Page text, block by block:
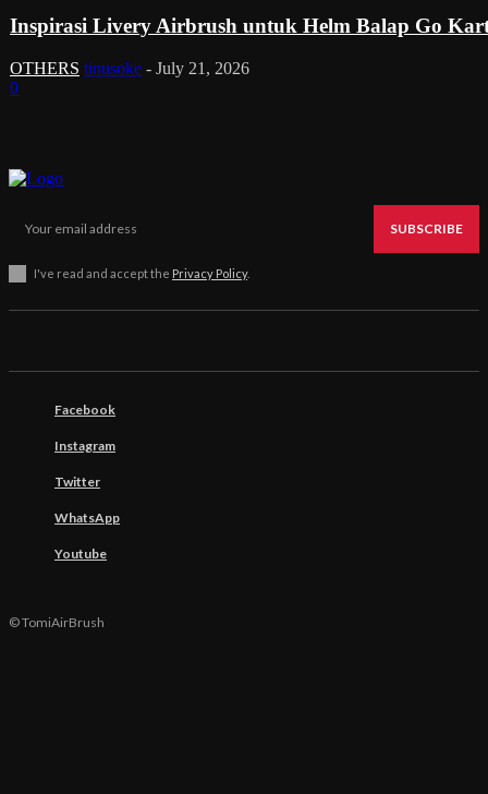
Inspirasi Livery Airbrush untuk Helm Balap Go
OTHERS tinusoke - July 21, 2026
0
SUBSCRIBE
I've read and accept the Privacy Policy.
Facebook
Instagram
Twitter
WhatsApp
Youtube
© TomiAirBrush